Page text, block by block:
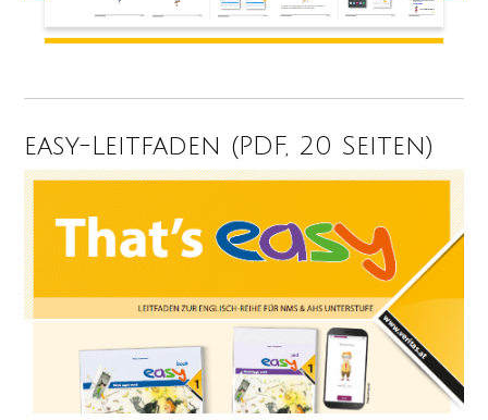
easy-Leitfaden (PDF, 20 Seiten)